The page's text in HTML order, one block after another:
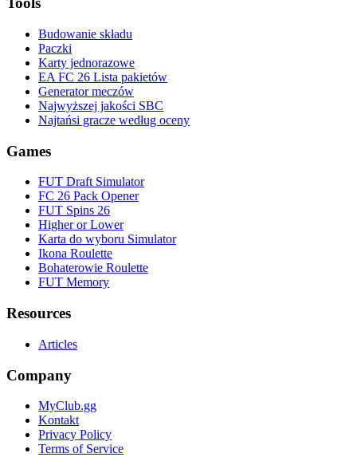
Budowanie składu
Paczki
Karty jednorazowe
EA FC 26 Lista pakietów
Generator meczów
Najwyższej jakości SBC
Najtańsi gracze według oceny
Games
FUT Draft Simulator
FC 26 Pack Opener
FUT Spins 26
Higher or Lower
Karta do wyboru Simulator
Ikona Roulette
Bohaterowie Roulette
FUT Memory
Resources
Articles
Company
MyClub.gg
Kontakt
Privacy Policy
Terms of Service